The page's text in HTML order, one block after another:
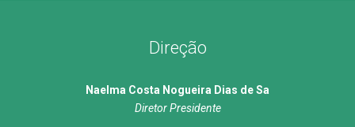
Direção
Naelma Costa Nogueira Dias de Sa
Diretor Presidente